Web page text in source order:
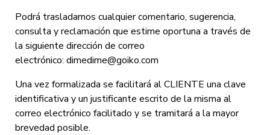
Podrá trasladarnos cualquier comentario, sugerencia,
consulta y reclamación que estime oportuna a través de
la siguiente dirección de correo
electrónico: dimedime@goiko.com
Una vez formalizada se facilitará al CLIENTE una clave
identificativa y un justificante escrito de la misma al
correo electrónico facilitado y se tramitará a la mayor
brevedad posible.